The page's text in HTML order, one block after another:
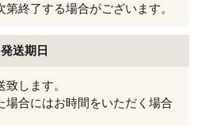
終了する場合がございます。
発送期日
します。
合にはお時間をいただく場合